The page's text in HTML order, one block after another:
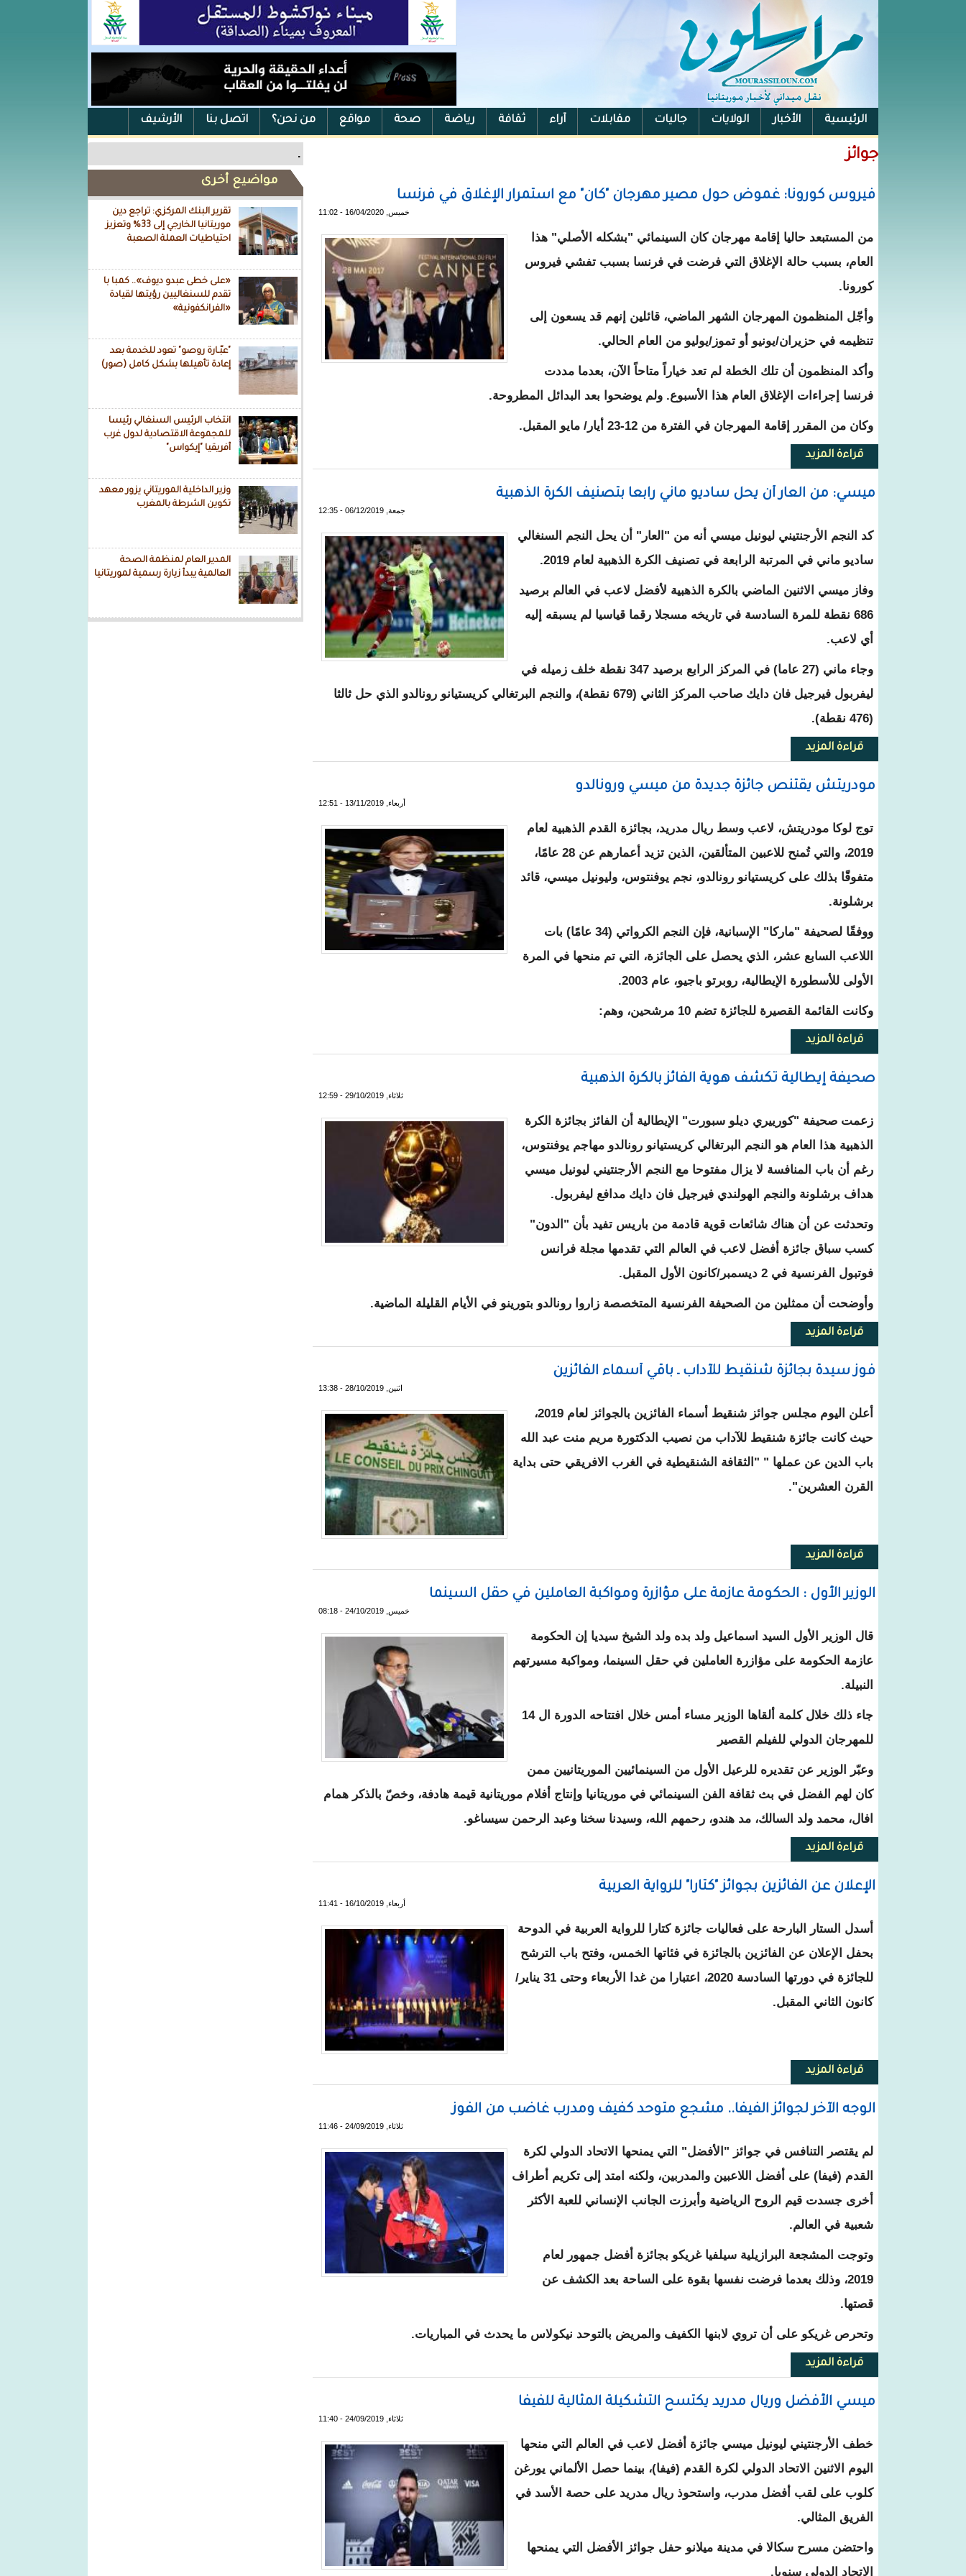
الرئيسية الأخبار الولايات جاليات مقابلات آراء ثقافة رياضة صحة مواقع من نحن؟ اتصل بنا الأرشيف
الفيس بوك .
مواضيع أخرى
تقرير البنك المركزي: تراجع دين
موريتانيا الخارجي إلى 33% وتعزيز
احتياطيات العملة الصعبة
«على خطى عبدو ديوف».. كمبا با
تقدم للسنغاليين رؤيتها لقيادة
«الفرانكفونية»
"عبّـارة روصو" تعود للخدمة بعد
إعادة تأهيلها بشكل كامل (صور)
انتخاب الرئيس السنغالي رئيسا
للمجموعة الاقتصادية لدول غرب
أفريقيا "إيكواس"
وزير الداخلية الموريتاني يزور معهد
تكوين الشرطة بالمغرب
المدير العام لمنظمة الصحة
العالمية يبدأ زيارة رسمية لموريتانيا
جوائز
فيروس كورونا: غموض حول مصير مهرجان "كان" مع استمرار الإغلاق في فرنسا
خميس, 16/04/2020 - 11:02
من المستبعد حاليا إقامة مهرجان كان السينمائي "بشكله الأصلي" هذا
العام، بسبب حالة الإغلاق التي فرضت في فرنسا بسبب تفشي فيروس
كورونا.
وأجّل المنظمون المهرجان الشهر الماضي، قائلين إنهم قد يسعون إلى
تنظيمه في حزيران/يونيو أو تموز/يوليو من العام الحالي.
وأكد المنظمون أن تلك الخطة لم تعد خياراً متاحاً الآن، بعدما مددت
فرنسا إجراءات الإغلاق العام هذا الأسبوع. ولم يوضحوا بعد البدائل المطروحة.
وكان من المقرر إقامة المهرجان في الفترة من 12-23 أيار/ مايو المقبل.
قراءة المزيدحول فيروس كورونا: غموض حول مصير مهرجان "كان" مع استمرار الإغلاق في فرنسا
ميسي: من العار أن يحل ساديو ماني رابعا بتصنيف الكرة الذهبية
جمعة, 06/12/2019 - 12:35
كد النجم الأرجنتيني ليونيل ميسي أنه من "العار" أن يحل النجم السنغالي
ساديو ماني في المرتبة الرابعة في تصنيف الكرة الذهبية لعام 2019.
وفاز ميسي الاثنين الماضي بالكرة الذهبية لأفضل لاعب في العالم برصيد
686 نقطة للمرة السادسة في تاريخه مسجلا رقما قياسيا لم يسبقه إليه
أي لاعب.
وجاء ماني (27 عاما) في المركز الرابع برصيد 347 نقطة خلف زميله في
ليفربول فيرجيل فان دايك صاحب المركز الثاني (679 نقطة)، والنجم البرتغالي كريستيانو رونالدو الذي حل ثالثا
(476 نقطة).
قراءة المزيدحول ميسي: من العار أن يحل ساديو ماني رابعا بتصنيف الكرة الذهبية
مودريتش يقتنص جائزة جديدة من ميسي ورونالدو
أربعاء, 13/11/2019 - 12:51
توج لوكا مودريتش، لاعب وسط ريال مدريد، بجائزة القدم الذهبية لعام
2019، والتي تُمنح للاعبين المتألقين، الذين تزيد أعمارهم عن 28 عامًا،
متفوقًَا بذلك على كريستيانو رونالدو، نجم يوفنتوس، وليونيل ميسي، قائد
برشلونة.
ووفقًا لصحيفة "ماركا"
الإسبانية، فإن النجم الكرواتي (34 عامًا) بات
اللاعب السابع عشر، الذي يحصل على الجائزة، التي تم منحها في المرة
الأولى للأسطورة الإيطالية، روبرتو باجيو، عام 2003.
وكانت القائمة القصيرة للجائزة تضم 10 مرشحين، وهم:
قراءة المزيدحول مودريتش يقتنص جائزة جديدة من ميسي ورونالدو
صحيفة إيطالية تكشف هوية الفائز بالكرة الذهبية
ثلاثاء, 29/10/2019 - 12:59
زعمت صحيفة "كورييري ديلو سبورت" الإيطالية أن الفائز بجائزة الكرة
الذهبية هذا العام هو النجم البرتغالي كريستيانو رونالدو مهاجم يوفنتوس،
رغم أن باب المنافسة لا يزال مفتوحا مع النجم الأرجنتيني ليونيل ميسي
هداف برشلونة والنجم الهولندي فيرجيل فان دايك مدافع ليفربول.
وتحدثت عن أن هناك شائعات قوية قادمة من باريس تفيد بأن "الدون"
كسب سباق جائزة أفضل لاعب في العالم التي تقدمها مجلة فرانس
فوتبول الفرنسية في 2 ديسمبر/كانون الأول المقبل.
وأوضحت أن ممثلين من الصحيفة الفرنسية المتخصصة زاروا رونالدو بتورينو في الأيام القليلة الماضية.
قراءة المزيدحول صحيفة إيطالية تكشف هوية الفائز بالكرة الذهبية
فوز سيدة بجائزة شنقيط للآداب ـ باقي أسماء الفائزين
اثنين, 28/10/2019 - 13:38
أعلن اليوم مجلس جوائز شنقيط أسماء الفائزين بالجوائز لعام 2019،
حيث كانت جائزة شنقيط للآداب من نصيب الدكتورة مريم منت عبد الله
باب الدين عن عملها " "الثقافة الشنقيطية في الغرب الافريقي حتى بداية
القرن العشرين".
قراءة المزيدحول فوز سيدة بجائزة شنقيط للآداب ـ باقي أسماء الفائزين
الوزير الأول : الحكومة عازمة على مؤازرة ومواكبة العاملين في حقل السينما
خميس, 24/10/2019 - 08:18
قال الوزير الأول السيد اسماعيل ولد بده ولد الشيخ سيديا إن الحكومة
عازمة الحكومة على مؤازرة العاملين في حقل السينما، ومواكبة مسيرتهم
النبيلة.
جاء ذلك خلال كلمة ألقاها الوزير مساء أمس خلال افتتاحه الدورة ال 14
للمهرجان الدولي للفيلم القصير
وعبّر الوزير عن تقديره للرعيل الأول من السينمائيين الموريتانيين ممن
كان لهم الفضل في بث ثقافة الفن السينمائي في موريتانيا وإنتاج أفلام موريتانية قيمة هادفة، وخصّ بالذكر همام
افال، محمد ولد السالك، مد هندو، رحمهم الله، وسيدنا سخنا وعبد الرحمن سيساغو.
قراءة المزيدحول الوزير الأول : الحكومة عازمة على مؤازرة ومواكبة العاملين في حقل السينما
الإعلان عن الفائزين بجوائز "كتارا" للرواية العربية
أربعاء, 16/10/2019 - 11:41
أسدل الستار البارحة على فعاليات جائزة كتارا للرواية العربية في الدوحة
بحفل الإعلان عن الفائزين بالجائزة في فئاتها الخمس، وفتح باب الترشح
للجائزة في دورتها السادسة 2020، اعتبارا من غدا الأربعاء وحتى 31 يناير/
كانون الثاني المقبل.
قراءة المزيدحول الإعلان عن الفائزين بجوائز "كتارا" للرواية العربية
الوجه الآخر لجوائز الفيفا.. مشجع متوحد كفيف ومدرب غاضب من الفوز
ثلاثاء, 24/09/2019 - 11:46
لم يقتصر التنافس في جوائز "الأفضل" التي يمنحها الاتحاد الدولي لكرة
القدم (فيفا) على أفضل اللاعبين والمدربين، ولكنه امتد إلى تكريم أطراف
أخرى جسدت قيم الروح الرياضية وأبرزت الجانب الإنساني للعبة الأكثر
شعبية في العالم.
وتوجت المشجعة البرازيلية سيلفيا غريكو بجائزة أفضل جمهور لعام
2019، وذلك بعدما فرضت نفسها بقوة على الساحة بعد الكشف عن
قصتها.
وتحرص غريكو على أن تروي لابنها الكفيف والمريض بالتوحد نيكولاس ما يحدث في المباريات.
قراءة المزيدحول الوجه الآخر لجوائز الفيفا.. مشجع متوحد كفيف ومدرب غاضب من الفوز
ميسي الأفضل وريال مدريد يكتسح التشكيلة المثالية للفيفا
ثلاثاء, 24/09/2019 - 11:40
خطف الأرجنتيني ليونيل ميسي جائزة أفضل لاعب في العالم التي منحها
اليوم الاثنين الاتحاد الدولي لكرة القدم (فيفا)، بينما حصل الألماني يورغن
كلوب على لقب أفضل مدرب، واستحوذ ريال مدريد على حصة الأسد في
الفريق المثالي.
واحتضن مسرح سكالا في مدينة ميلانو حفل جوائز الأفضل التي يمنحها
الاتحاد الدولي سنويا.